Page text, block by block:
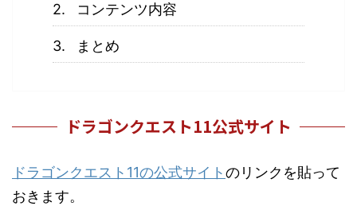
コンテンツ内容
まとめ
ドラゴンクエスト11公式サイト
ドラゴンクエスト11の公式サイトのリンクを貼って
おきます。